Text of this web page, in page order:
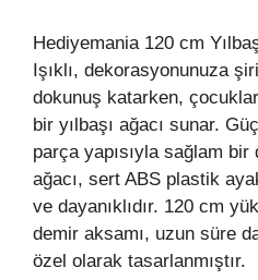
Hediyemania 120 cm
Işıklı, dekorasyonunuza
dokunuş katarken,
bir yılbaşı ağacı sunar.
parça yapısıyla sağlam
ağacı, sert ABS plastik
ve dayanıklıdır. 120 cm
demir aksamı, uzun süre
özel olarak tasarlanmıştır.